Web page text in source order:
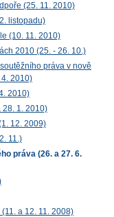
(25. 11. 2010)
listopadu)
(10. 11. 2010)
2010 (25. - 26. 10.)
práva v nově
2010)
2010)
28. 1. 2010)
12. 2009)
11.)
práva (26. a 27. 6.
a 12. 11. 2008)